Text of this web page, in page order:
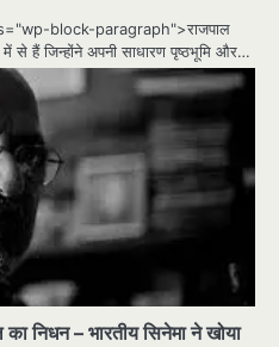
block-paragraph">राजपाल
से हैं जिन्होंने अपनी साधारण पृष्ठभूमि और…
निधन – भारतीय सिनेमा ने खोया